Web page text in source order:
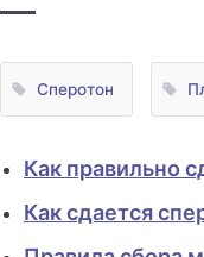
Сперотон
Как правильно
Как сдается